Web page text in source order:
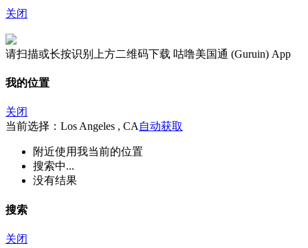
关闭
请扫描或长按识别上方二维码下载 咕噜美国通 (Guruin) App
我的位置
关闭
当前选择：Los Angeles , CA 自动获取
附近使用我当前的位置
搜索中...
没有结果
搜索
关闭